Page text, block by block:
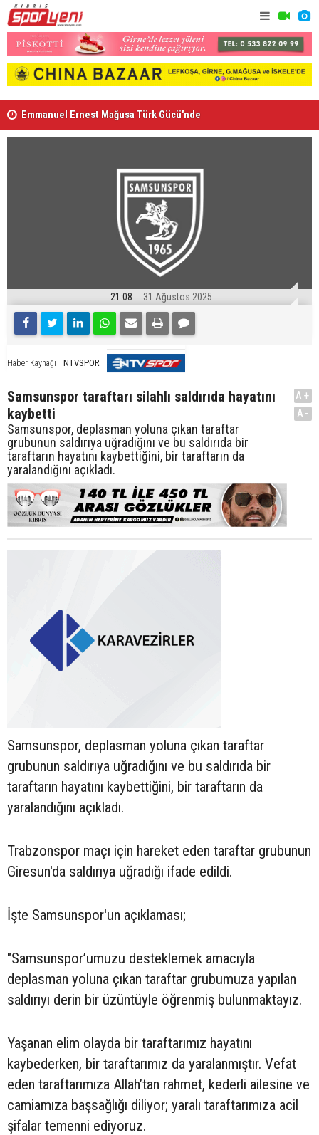
Emmanuel Ernest Mağusa Türk Gücü'nde
21:08 31 Ağustos 2025
Haber Kaynağı NTVSPOR
Samsunspor taraftarı silahlı saldırıda hayatını
kaybetti
Samsunspor, deplasman yoluna çıkan taraftar
grubunun saldırıya uğradığını ve bu saldırıda bir
taraftarın hayatını kaybettiğini, bir taraftarın da
yaralandığını açıkladı.
A+
A-
Samsunspor, deplasman yoluna çıkan taraftar
grubunun saldırıya uğradığını ve bu saldırıda bir
taraftarın hayatını kaybettiğini, bir taraftarın da
yaralandığını açıkladı.
Trabzonspor maçı için hareket eden taraftar grubunun
Giresun'da saldırıya uğradığı ifade edildi.
İşte Samsunspor'un açıklaması;
"Samsunspor’umuzu desteklemek amacıyla
deplasman yoluna çıkan taraftar grubumuza yapılan
saldırıyı derin bir üzüntüyle öğrenmiş bulunmaktayız.
Yaşanan elim olayda bir taraftarımız hayatını
kaybederken, bir taraftarımız da yaralanmıştır. Vefat
eden taraftarımıza Allah’tan rahmet, kederli ailesine ve
camiamıza başsağlığı diliyor; yaralı taraftarımıza acil
şifalar temenni ediyoruz.